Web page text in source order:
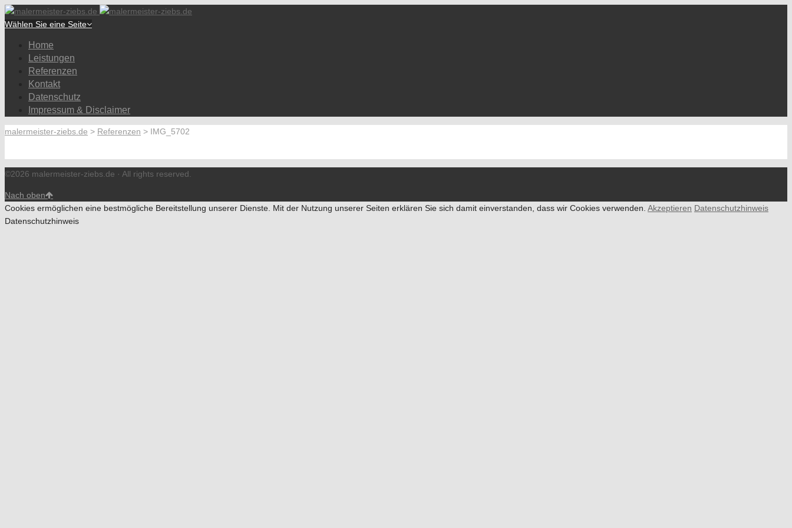
Wählen Sie eine Seite
Home
Leistungen
Referenzen
Kontakt
Datenschutz
Impressum & Disclaimer
malermeister-ziebs.de > Referenzen > IMG_5702
©2026 malermeister-ziebs.de · All rights reserved.
Nach oben
Cookies ermöglichen eine bestmögliche Bereitstellung unserer Dienste. Mit der Nutzung unserer Seiten erklären Sie sich damit einverstanden, dass wir Cookies verwenden. Akzeptieren Datenschutzhinweis
Datenschutzhinweis